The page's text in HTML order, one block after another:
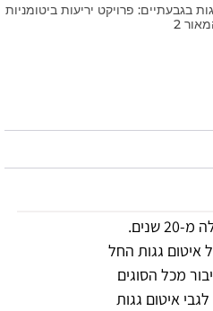
בגבעתיים: פרויקט יריעות ביטומניות
2
עלי חלבי, חי ונושם איטום למעלה מ-20 שנים.
איטום גגות החל
מכל הסוגים
איטום גגות